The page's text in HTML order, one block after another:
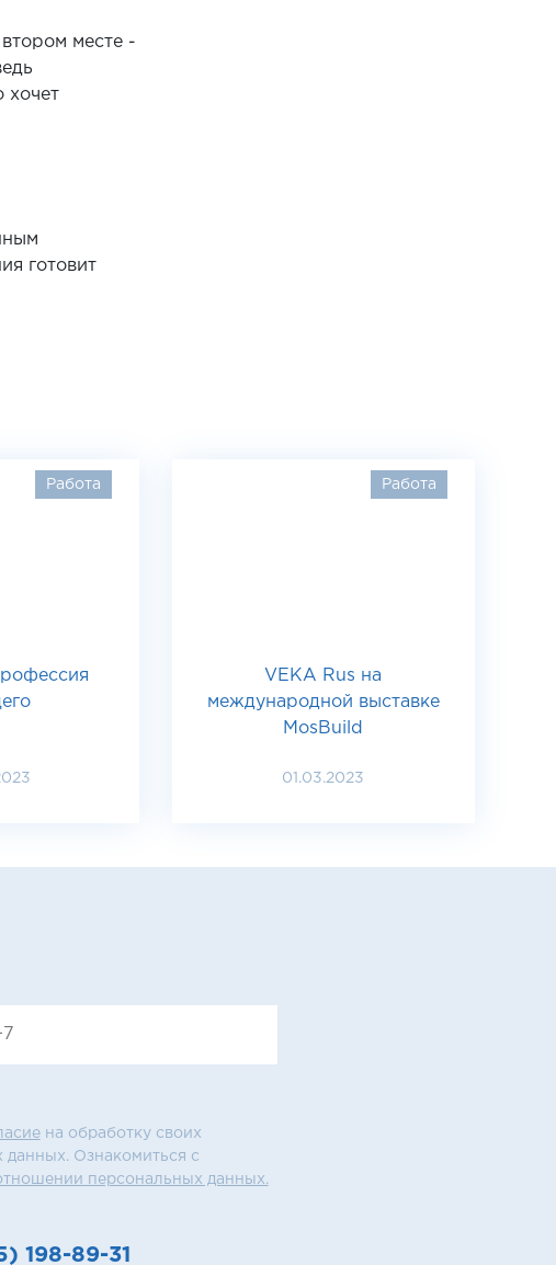
месте -
хочет
готовит
Работа Работа
VEKA Rus на
международной выставке
MosBuild
01.03.2023
на обработку своих
данных. Ознакомиться с
персональных данных.
198-89-31